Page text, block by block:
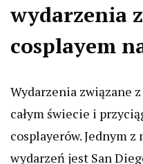
wydarzenia
cosplayem
Wydarzenia związane
całym świecie i
cosplayerów. Jednym
wydarzeń jest San